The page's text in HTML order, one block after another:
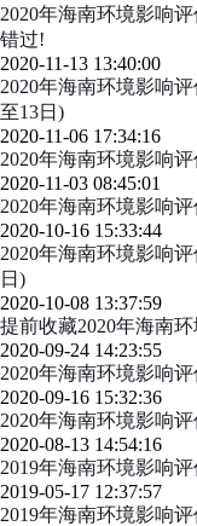
2020年海南环境影响
错过!
2020-11-13 13:40:00
2020年海南环境影响
至13日)
2020-11-06 17:34:16
2020年海南环境影响
2020-11-03 08:45:01
2020年海南环境影响
2020-10-16 15:33:44
2020年海南环境影响
日)
2020-10-08 13:37:59
提前收藏2020年海南
2020-09-24 14:23:55
2020年海南环境影响
2020-09-16 15:32:36
2020年海南环境影响
2020-08-13 14:54:16
2019年海南环境影响
2019-05-17 12:37:57
2019年海南环境影响